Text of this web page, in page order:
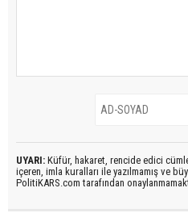
UYARI: Küfür, hakaret, rencide edici
içeren, imla kuralları ile yazılmamış ve
PolitiKARS.com tarafından